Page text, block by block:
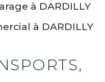
à DARDILLY
à DARDILLY